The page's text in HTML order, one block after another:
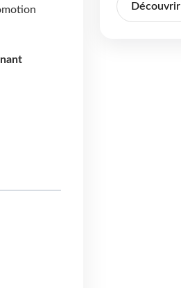
Découvrir